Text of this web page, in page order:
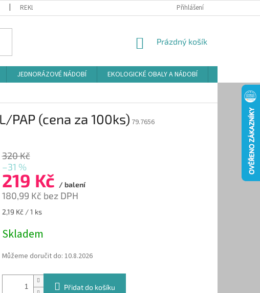
REKLAMAČNÍ ŘÁD ZÁSADY POUŽÍVÁNÍ SOUBORŮ COOKIES
Přihlášení
NÁKUPNÍ
Prázdný košík
JEDNORÁZOVÉ NÁDOBÍ EKOLOGICKÉ OBALY A NÁDOBÍ
PAP (cena za 100ks) 79.7656
320 Kč
–31 %
219 Kč / balení
180,99 Kč bez DPH
Měrná
2,19 Kč / 1 ks
Skladem
Můžeme doručit do: 10.8.2026
Přidat do košíku